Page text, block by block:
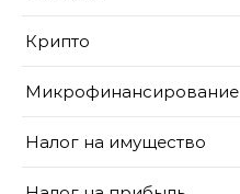
Крипто
Микрофинансирование
Налог на имущество